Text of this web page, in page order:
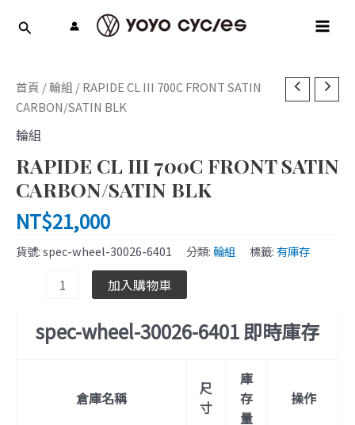
首頁 /輪組 / RAPIDE CL III 700C FRONT SATIN
CARBON/SATIN BLK
輪組
RAPIDE CL III 700C FRONT SATIN
CARBON/SATIN BLK
NT$21,000
貨號:spec-wheel-30026-6401 分類:輪組 標籤: 有庫存
RAPIDE
CL
III
700C
FRONT
SATIN
BLK
數
加入購物車
spec-wheel-30026-6401 即時庫存
倉庫名稱
尺
寸
庫
存
量
操作